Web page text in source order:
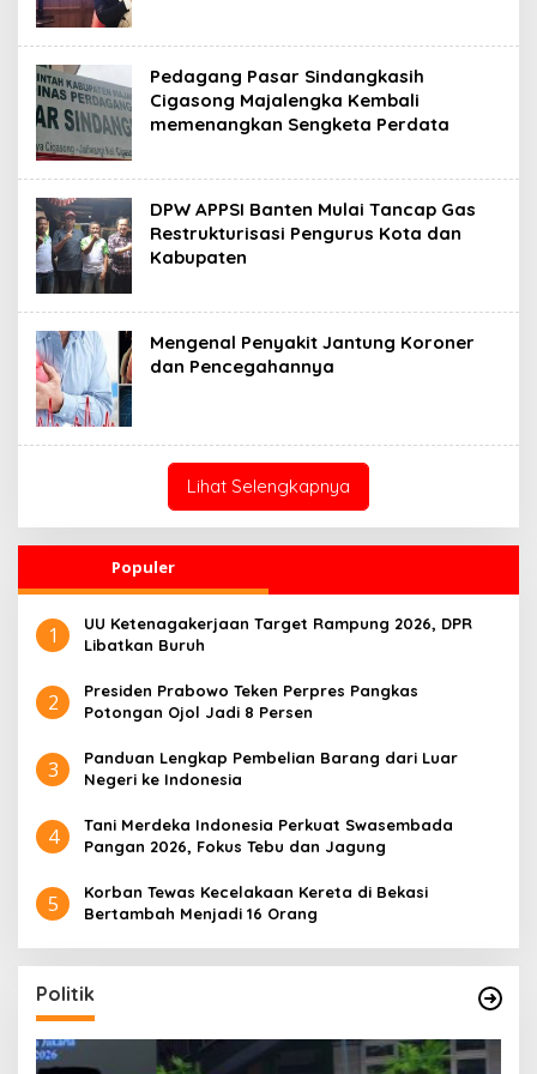
Pedagang Pasar Sindangkasih
Cigasong Majalengka Kembali
memenangkan Sengketa Perdata
DPW APPSI Banten Mulai Tancap Gas
Restrukturisasi Pengurus Kota dan
Kabupaten
Mengenal Penyakit Jantung Koroner
dan Pencegahannya
Lihat Selengkapnya
Populer
1
UU Ketenagakerjaan Target Rampung 2026, DPR
Libatkan Buruh
2
Presiden Prabowo Teken Perpres Pangkas
Potongan Ojol Jadi 8 Persen
3
Panduan Lengkap Pembelian Barang dari Luar
Negeri ke Indonesia
4
Tani Merdeka Indonesia Perkuat Swasembada
Pangan 2026, Fokus Tebu dan Jagung
5
Korban Tewas Kecelakaan Kereta di Bekasi
Bertambah Menjadi 16 Orang
Politik